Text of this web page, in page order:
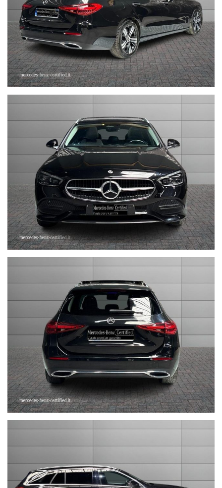
Stefauto S.p.a. declina ogni responsabilità per eventuali non
conformità relative ad equipaggiamento, omologazioni anti
inquinamento, accessori, ecc. pubblicate nei diversi portali.
Dette informazioni che non rappresentano in alcun modo un
impegno contrattuale in quanto non ci è possibile intervenire su
eventuali errori di stampa.